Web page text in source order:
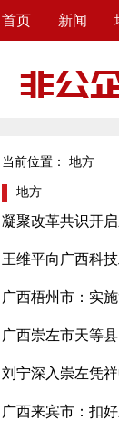
首页 新闻
当前位置： 地方
地方
凝聚改革共识开
王维平向广西科
广西梧州市：实
广西崇左市天等
刘宁深入崇左凭
广西来宾市：扣